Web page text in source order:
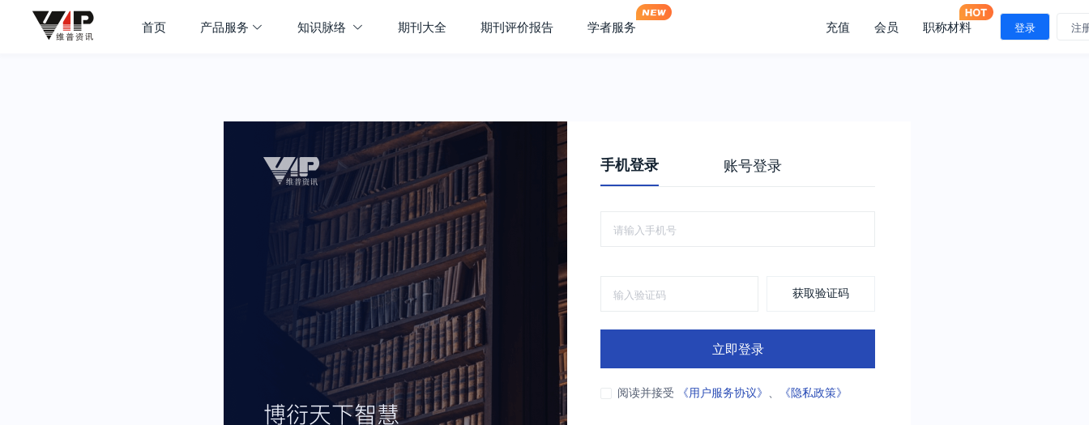
首页 产品服务 知识脉络 期刊大全 期刊评价报告 学者服务 充值 会员 职称材料 登录 注
手机登录 账号登录
获取验证码
立即登录
阅读并接受 《用户服务协议》 、 《隐私政策》